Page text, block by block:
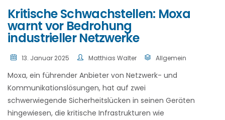
Kritische Schwachstellen: Moxa
warnt vor Bedrohung
industrieller Netzwerke
13. Januar 2025 Matthias Walter Allgemein
Moxa, ein führender Anbieter von Netzwerk- und
Kommunikationslösungen, hat auf zwei
schwerwiegende Sicherheitslücken in seinen Geräten
hingewiesen, die kritische Infrastrukturen wie